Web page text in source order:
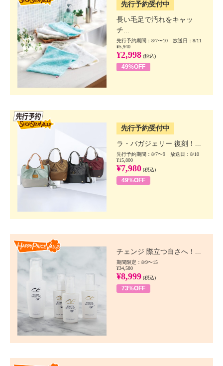
先行予約受付中
長い毛足で汚れをキャッ
チ...
先行予約期間：8/7〜10 放送日：8/11
¥5,940
¥2,998 (税込)
49%OFF
先行予約受付中
ラ・バガジェリー 復刻！...
先行予約期間：8/7〜9 放送日：8/10
¥15,800
¥7,980 (税込)
49%OFF
チェンジ 際立つ白さへ！...
期間限定：8/9〜15
¥34,580
¥8,999 (税込)
73%OFF